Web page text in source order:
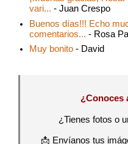
vari... - Juan Crespo
Buenos días!!! Echo
comentarios... - Rosa
Muy bonito - David
¿Conoces
¿Tienes fotos o
📩 Envíanos tus